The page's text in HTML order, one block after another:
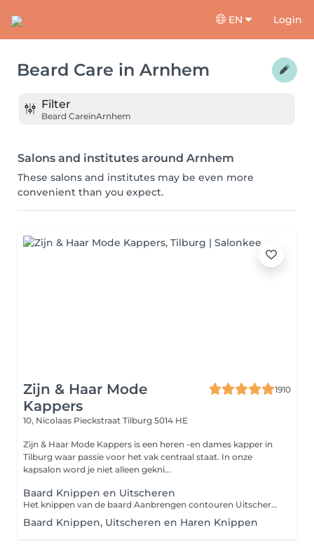
EN Login
Beard Care in Arnhem
Filter
Beard CareinArnhem
Salons and institutes around Arnhem
These salons and institutes may be even more
convenient than you expect.
Zijn & Haar Mode
Kappers
1910
10, Nicolaas Pieckstraat Tilburg 5014 HE
Zijn & Haar Mode Kappers is een heren -en dames kapper in
Tilburg waar passie voor het vak centraal staat. In onze
kapsalon word je niet alleen gekni...
Baard Knippen en Uitscheren
Het knippen van de baard Aanbrengen contouren Uitscheren met scheerzeep en toepassen van aftershave balsem Finishen met baardolie of baardwax .
Baard Knippen, Uitscheren en Haren Knippen